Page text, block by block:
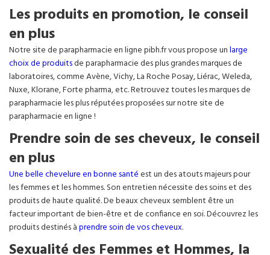
Les produits en promotion, le conseil
en plus
Notre site de parapharmacie en ligne pibh.fr vous propose unlarge
choix de produitsde parapharmacie des plus grandes marques de
laboratoires, comme Avène, Vichy, La Roche Posay, Liérac, Weleda,
Nuxe, Klorane, Forte pharma, etc. Retrouvez toutes les marques de
parapharmacie les plus réputées proposées sur notre site de
parapharmacie en ligne !
Prendre soin de ses cheveux, le conseil
en plus
Une belle chevelure en bonne santéest un des atouts majeurs pour
les femmes et les hommes. Son entretien nécessite des soins et des
produits de haute qualité. De beaux cheveux semblent être un
facteur important de bien-être et de confiance en soi. Découvrez les
produits destinés àprendre soin de vos cheveux.
Sexualité des Femmes et Hommes, la